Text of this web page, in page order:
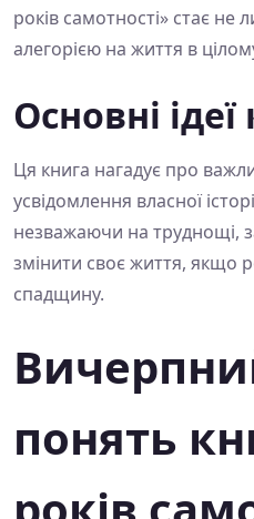
років самотності» стає не
алегорією на життя в
Основні
Ця книга нагадує про
усвідомлення власної
незважаючи на труднощі,
змінити своє життя, якщо
спадщину.
понять